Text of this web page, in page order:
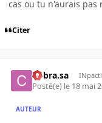
cas ou tu n'aurais pas
Citer
Cobra.sa
Posté(e) le 18 mai
AUTEUR